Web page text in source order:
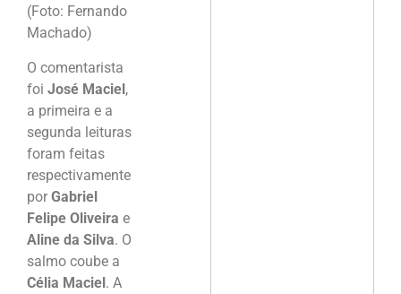
(Foto: Fernando
Machado)
O comentarista
foi José Maciel,
a primeira e a
segunda leituras
foram feitas
respectivamente
por Gabriel
Felipe Oliveira e
Aline da Silva. O
salmo coube a
Célia Maciel. A